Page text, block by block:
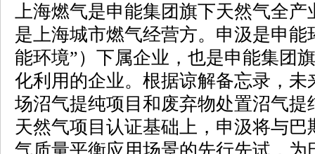
上海燃气是申能集团旗下天然气全
是上海城市燃气经营方。申汲是申能
能环境”）下属企业，也是申能集团
化利用的企业。根据谅解备忘录，
场沼气提纯项目和废弃物处置沼气
天然气项目认证基础上，申汲将与